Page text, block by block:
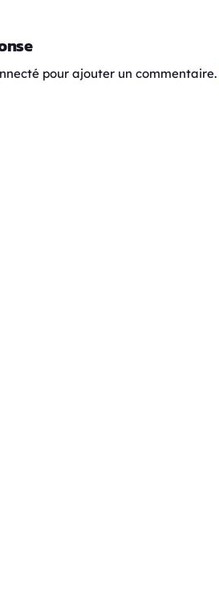
pour ajouter un commentaire.